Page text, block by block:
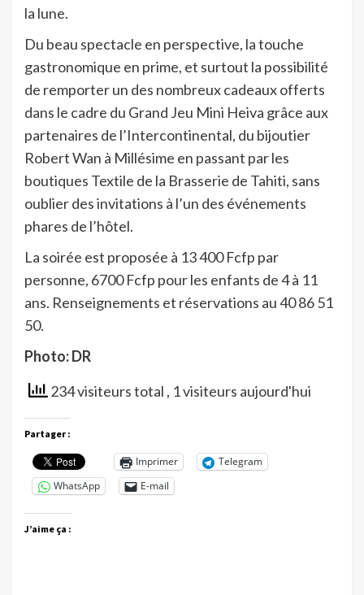
la lune.
Du beau spectacle en perspective, la touche
gastronomique en prime, et surtout la possibilité
de remporter un des nombreux cadeaux offerts
dans le cadre du Grand Jeu Mini Heiva grâce aux
partenaires de l’Intercontinental, du bijoutier
Robert Wan à Millésime en passant par les
boutiques Textile de la Brasserie de Tahiti, sans
oublier des invitations à l’un des événements
phares de l’hôtel.
La soirée est proposée à 13 400 Fcfp par
personne, 6700 Fcfp pour les enfants de 4 à 11
ans. Renseignements et réservations au 40 86 51
50.
Photo: DR
234 visiteurs total , 1 visiteurs aujourd'hui
Partager :
Imprimer
Telegram
WhatsApp
E-mail
J’aime ça :